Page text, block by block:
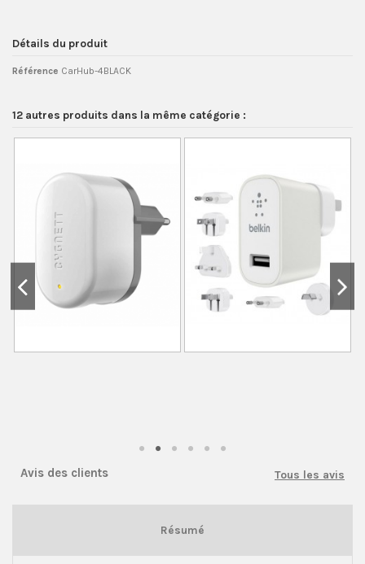
Détails du produit
Référence CarHub-4BLACK
12 autres produits dans la même catégorie :
Avis des clients Tous les avis
Résumé